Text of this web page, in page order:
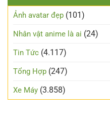
Ảnh avatar đẹp (101)
Nhân vật anime là ai (24)
Tin Tức (4.117)
Tổng Hợp (247)
Xe Máy (3.858)